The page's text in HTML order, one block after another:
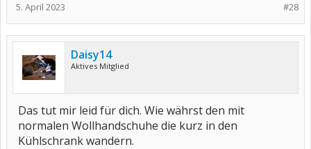
#28
5. April 2023
Daisy14
Aktives Mitglied
Das tut mir leid für dich. Wie währst den mit
normalen Wollhandschuhe die kurz in den
Kühlschrank wandern.